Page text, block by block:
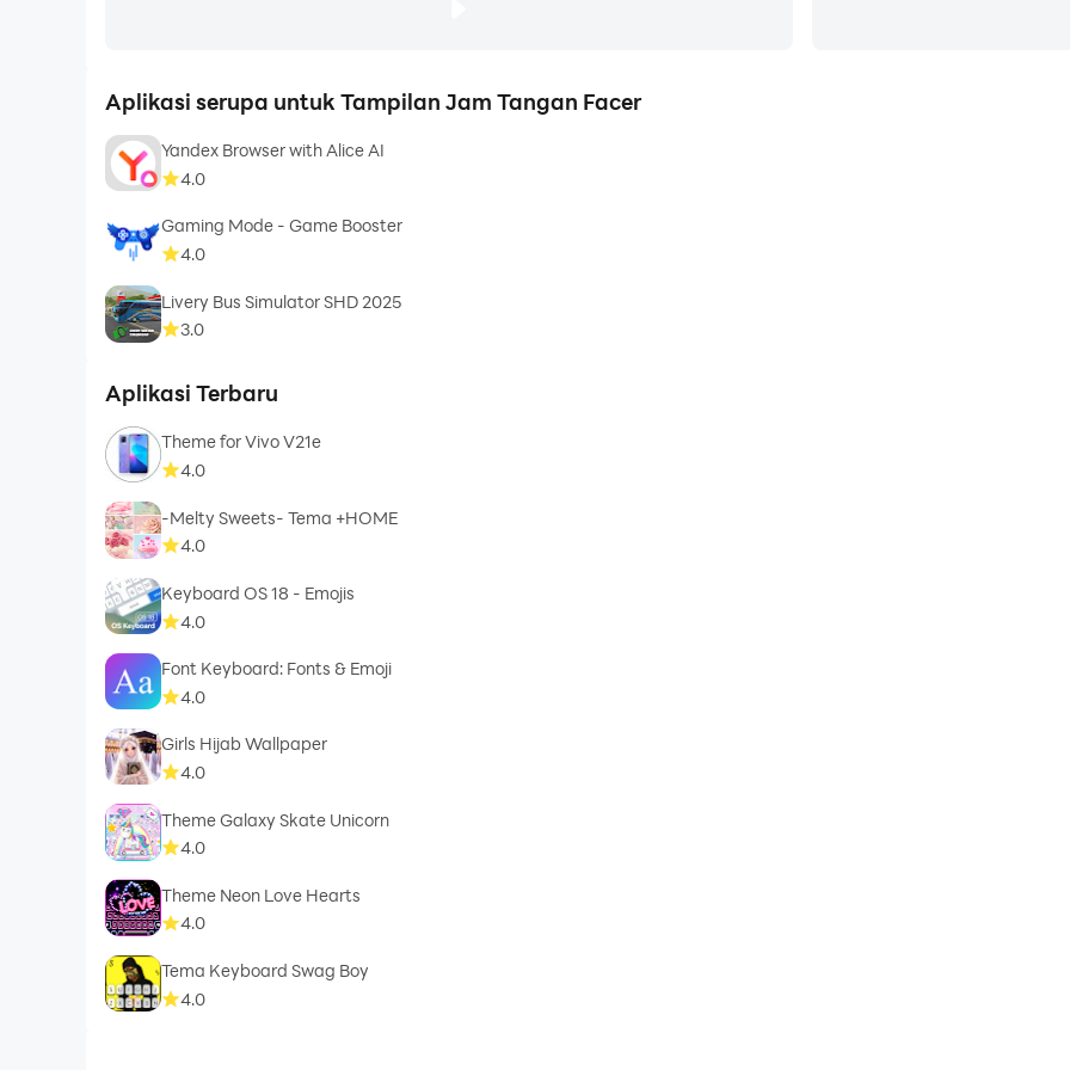
Aplikasi serupa untuk Tampilan Jam Tangan Facer
Yandex Browser with Alice AI
4.0
Gaming Mode - Game Booster
4.0
Livery Bus Simulator SHD 2025
3.0
Aplikasi Terbaru
Theme for Vivo V21e
4.0
-Melty Sweets- Tema +HOME
4.0
Keyboard OS 18 - Emojis
4.0
Font Keyboard: Fonts & Emoji
4.0
Girls Hijab Wallpaper
4.0
Theme Galaxy Skate Unicorn
4.0
Theme Neon Love Hearts
4.0
Tema Keyboard Swag Boy
4.0